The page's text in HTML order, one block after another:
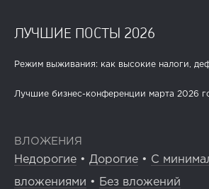
ЛУЧШИЕ ПОСТЫ 2026
Режим выживания: как высокие налоги,
Лучшие бизнес-конференции марта 2026
ВЛОЖЕНИЯ
Недорогие • Дорогие • С
вложениями • Без вложений